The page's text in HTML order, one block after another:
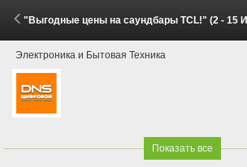
"Выгодные цены на саундбары TCL!" (2 - 15 Июня 2026)
Электроника и Бытовая Техника
Показать все